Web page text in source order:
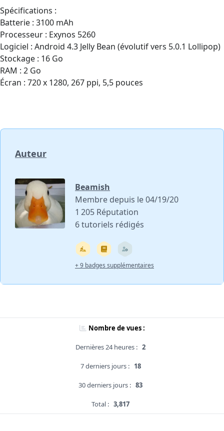
Spécifications :
Batterie : 3100 mAh
Processeur : Exynos 5260
Logiciel : Android 4.3 Jelly Bean (évolutif vers 5.0.1 Lollipop)
Stockage : 16 Go
RAM : 2 Go
Écran : 720 x 1280, 267 ppi, 5,5 pouces
Auteur
Beamish
Membre depuis le 04/19/20
1 205 Réputation
6 tutoriels rédigés
+ 9 badges supplémentaires
Nombre de vues :
Dernières 24 heures : 2
7 derniers jours : 18
30 derniers jours : 83
Total : 3,817